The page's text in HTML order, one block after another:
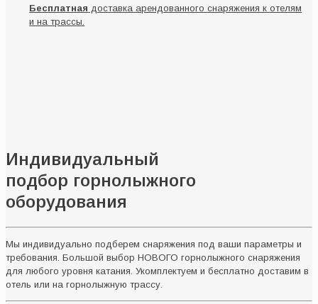
Бесплатная доставка арендованного снаряжения к отелям
и на трассы.
Индивидуальный
подбор горнолыжного
оборудования
Мы индивидуально подберем снаряжения под ваши параметры и
требования. Большой выбор НОВОГО горнолыжного снаряжения
для любого уровня катания. Укомплектуем и бесплатно доставим в
отель или на горнолыжную трассу.